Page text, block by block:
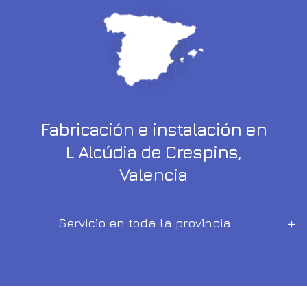
Fabricación e instalación en
L Alcúdia de Crespins,
Valencia
Servicio en toda la provincia